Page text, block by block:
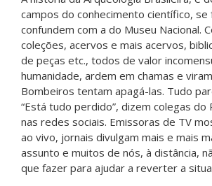
campos do conhecimento científico, se
confundem com a do Museu Nacional.
coleções, acervos e mais acervos,
de peças etc., todos de valor
humanidade, ardem em chamas e
Bombeiros tentam apagá-las. Tudo
“Está tudo perdido”, dizem colegas do
nas redes sociais. Emissoras de TV
ao vivo, jornais divulgam mais e mais
assunto e muitos de nós, à distância,
que fazer para ajudar a reverter a